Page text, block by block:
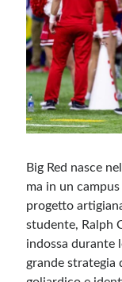
Big Red nasce
ma in un
progetto
studente, Ralph
indossa durante
grande strategia